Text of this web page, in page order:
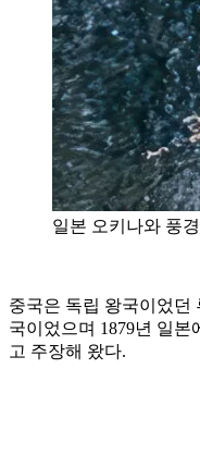
일본 오키나와 풍
중국은 독립 왕국이었던
국이었으며 1879년 일
고 주장해 왔다.